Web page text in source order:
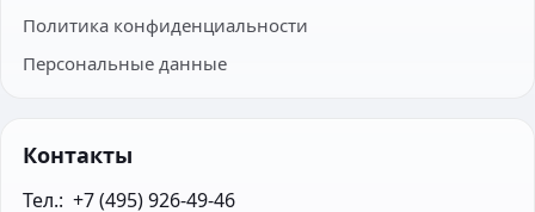
Политика конфиденциальности
Персональные данные
Контакты
Тел.:  +7 (495) 926-49-46